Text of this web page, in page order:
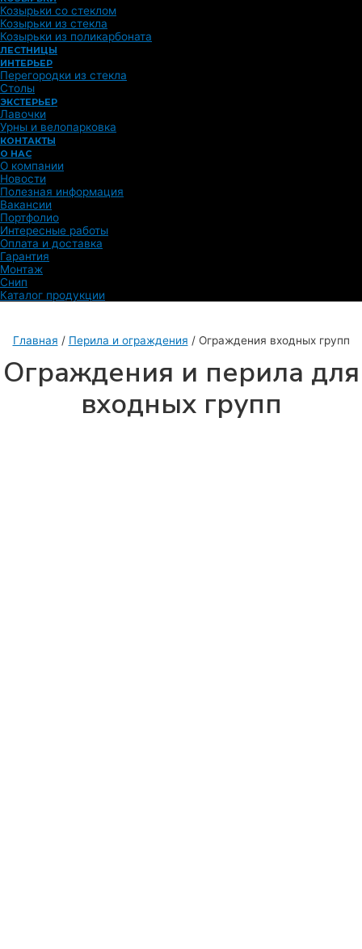
Козырьки со стеклом
Козырьки из стекла
Козырьки из поликарбоната
ЛЕСТНИЦЫ
ИНТЕРЬЕР
Перегородки из стекла
Столы
ЭКСТЕРЬЕР
Лавочки
Урны и велопарковка
КОНТАКТЫ
О НАС
О компании
Новости
Полезная информация
Вакансии
Портфолио
Интересные работы
Оплата и доставка
Гарантия
Монтаж
Снип
Каталог продукции
Главная / Перила и ограждения / Ограждения входных групп
Ограждения и перила для
входных групп